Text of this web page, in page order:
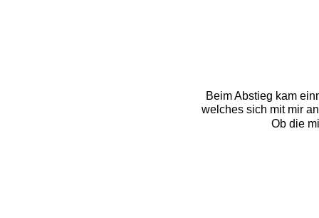
Beim Abstieg kam
welches sich mit mir
Ob die